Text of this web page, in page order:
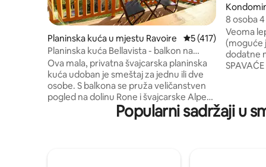
Planinska kuća u mjestu Ravoire prosječna ocjena 5
5 (417)
Planinska kuća Bellavista - balkon na
Švajcarskim Alpima
Ova mala, privatna švajcarska planinska
kuća udoban je smeštaj za jednu ili dve
osobe. S balkona se pruža veličanstven
pogled na dolinu Rone i švajcarske Alpe
koji jednostavno žele da pobegnu kako bi
es
8 osoba
na
Veoma
(moguće
dodatne
zgrade
Direktan
Popularni sadržaji u